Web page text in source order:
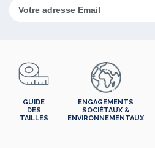
GUIDE
DES
TAILLES
ENGAGEMENTS
SOCIÉTAUX &
ENVIRONNEMENTAUX